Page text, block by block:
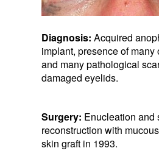
Diagnosis: Acquired
implant, presence of many
and many pathological
damaged eyelids.
Surgery: Enucleation and
reconstruction with
skin graft in 1993.